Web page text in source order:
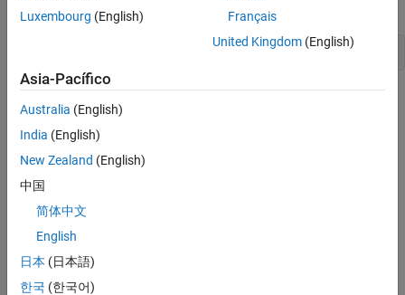
'OverlapPercent' ,90)
Luxembourg (English)
Français
United Kingdom(English)
Asia-Pacífico
Australia (English)
India (English)
New Zealand (English)
中国
简体中文
English
日本 (日本語)
한국 (한국어)